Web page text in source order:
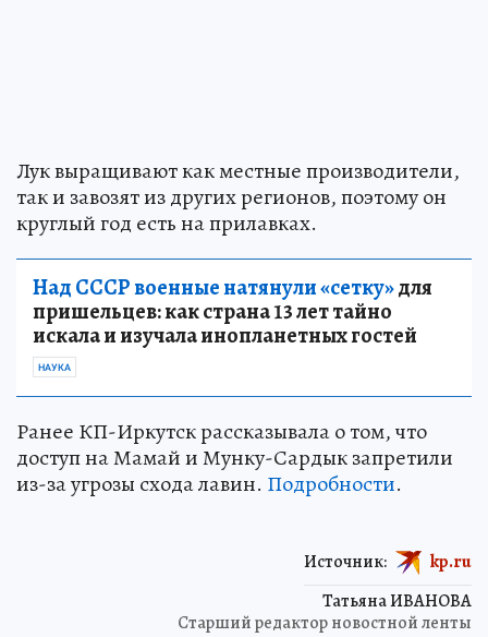
Лук выращивают как местные производители,
так и завозят из других регионов, поэтому он
круглый год есть на прилавках.
Над СССР военные натянули «сетку»для
пришельцев: как страна 13 лет тайно
искала и изучала инопланетных гостей
НАУКА
Ранее КП-Иркутск рассказывала о том, что
доступ на Мамай и Мунку-Сардык запретили
из-за угрозы схода лавин. Подробности.
Татьяна ИВАНОВА
Старший редактор новостной ленты
Источник: kp.ru